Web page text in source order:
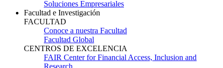
Soluciones Empresariales
Facultad e Investigación
FACULTAD
Conoce a nuestra Facultad
Facultad Global
CENTROS DE EXCELENCIA
FAIR Center for Financial Access, Inclusion and
Research